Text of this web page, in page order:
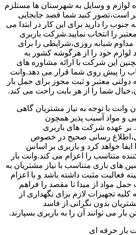
لوازم و وسایل به شهرستان ها مستلزم
است،تصور کنید شما قصد جابجایی
جنوب را دارید برای این کار در ابتدا می
را انتخاب نمایید.شرکت باربری
مداوم شبانه روزی،شرایطی را برای
لوازم خود را از هرگوشه کشور به
این شرکت با ارائه مشاوره های
را پیش روی شما قرار می دهد.وانت
دولتی معتبر و ثبت مجوز برای حمل بار
شما را از هر بابت راحت می کند.
وانت با توجه به نیاز مشتریان گاهی
و مواد آسیب پذیر همچون
بر عهده شرکت های باربری
رسانی صحیح در خصوص
خواهد کرد و باربری بر اساس
متناسب را اعزام می کند.وانت بار
های باری متناسب با نیاز مشتریان به
فعالیت مثبت داشته باشد و با اعزام
حمل مواد از مبدا تا مقصد را فراهم
کلیه تجهیزات لازم برای نگهداری از
بدون نگرانی از فاسد
می توانند آن را به باربری بسپارند.
بار حرفه ای